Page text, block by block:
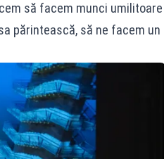
să facem munci umilitoare
părintească, să ne facem un